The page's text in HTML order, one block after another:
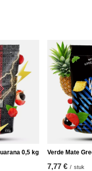
0,5 kg Verde Mate
7,77 € / stuk